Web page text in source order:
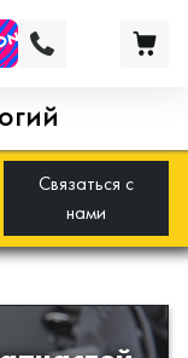
Связаться с
нами
деталей